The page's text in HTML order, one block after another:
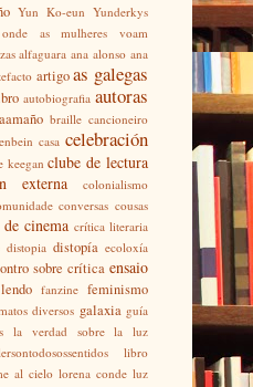
Yun Ko-eun Yunderkys
as mulheres voam
alfaguara ana alonso ana
artigo as galegas
autobiografia autoras
braille cancioneiro
casa celebración
keegan clube de lectura
externa colonialismo
conversas cousas
cinema crítica literaria
distopia distopía ecoloxía
sobre crítica ensaio
fanzine feminismo
diversos galaxia guía
la verdad sobre la luz
libro
al cielo lorena conde luz